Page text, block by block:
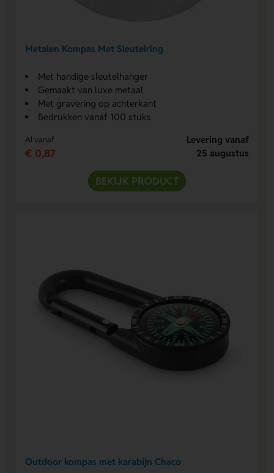
Metalen Kompas Met Sleutelring
Met handige sleutelhanger
Gemaakt van luxe metaal
Met gravering op achterkant
Bedrukken vanaf 100 stuks
Al vanaf
€ 0,87
Levering vanaf
25 augustus
BEKIJK PRODUCT
Outdoor kompas met karabijn Chaco